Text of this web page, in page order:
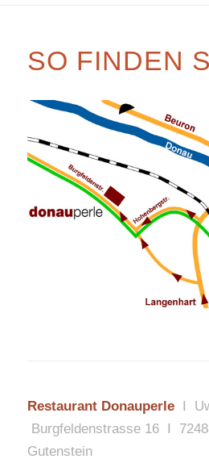
SO FINDEN
Restaurant DonauperleI
Burgfeldenstrasse 16 I
Gutenstein